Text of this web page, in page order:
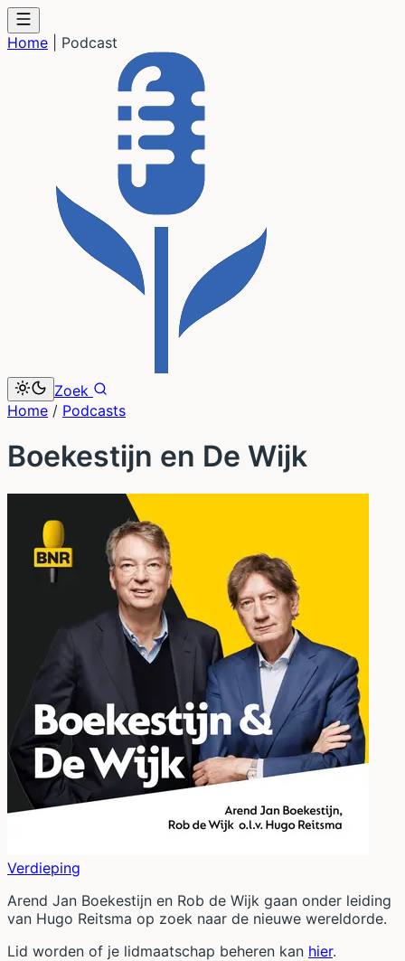
Home Podcast
Zoek
Home / Podcasts
Boekestijn en De Wijk
Verdieping
Arend Jan Boekestijn en Rob de Wijk gaan onder leiding
van Hugo Reitsma op zoek naar de nieuwe wereldorde.
Lid worden of je lidmaatschap beheren kan hier.